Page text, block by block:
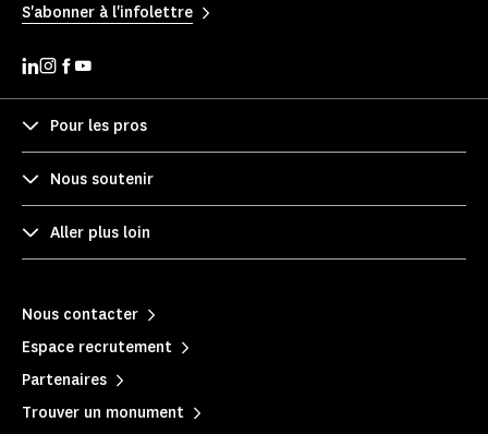
S'abonner à l'infolettre
Pour les pros
Nous soutenir
Aller plus loin
Nous contacter
Espace recrutement
Partenaires
Trouver un monument